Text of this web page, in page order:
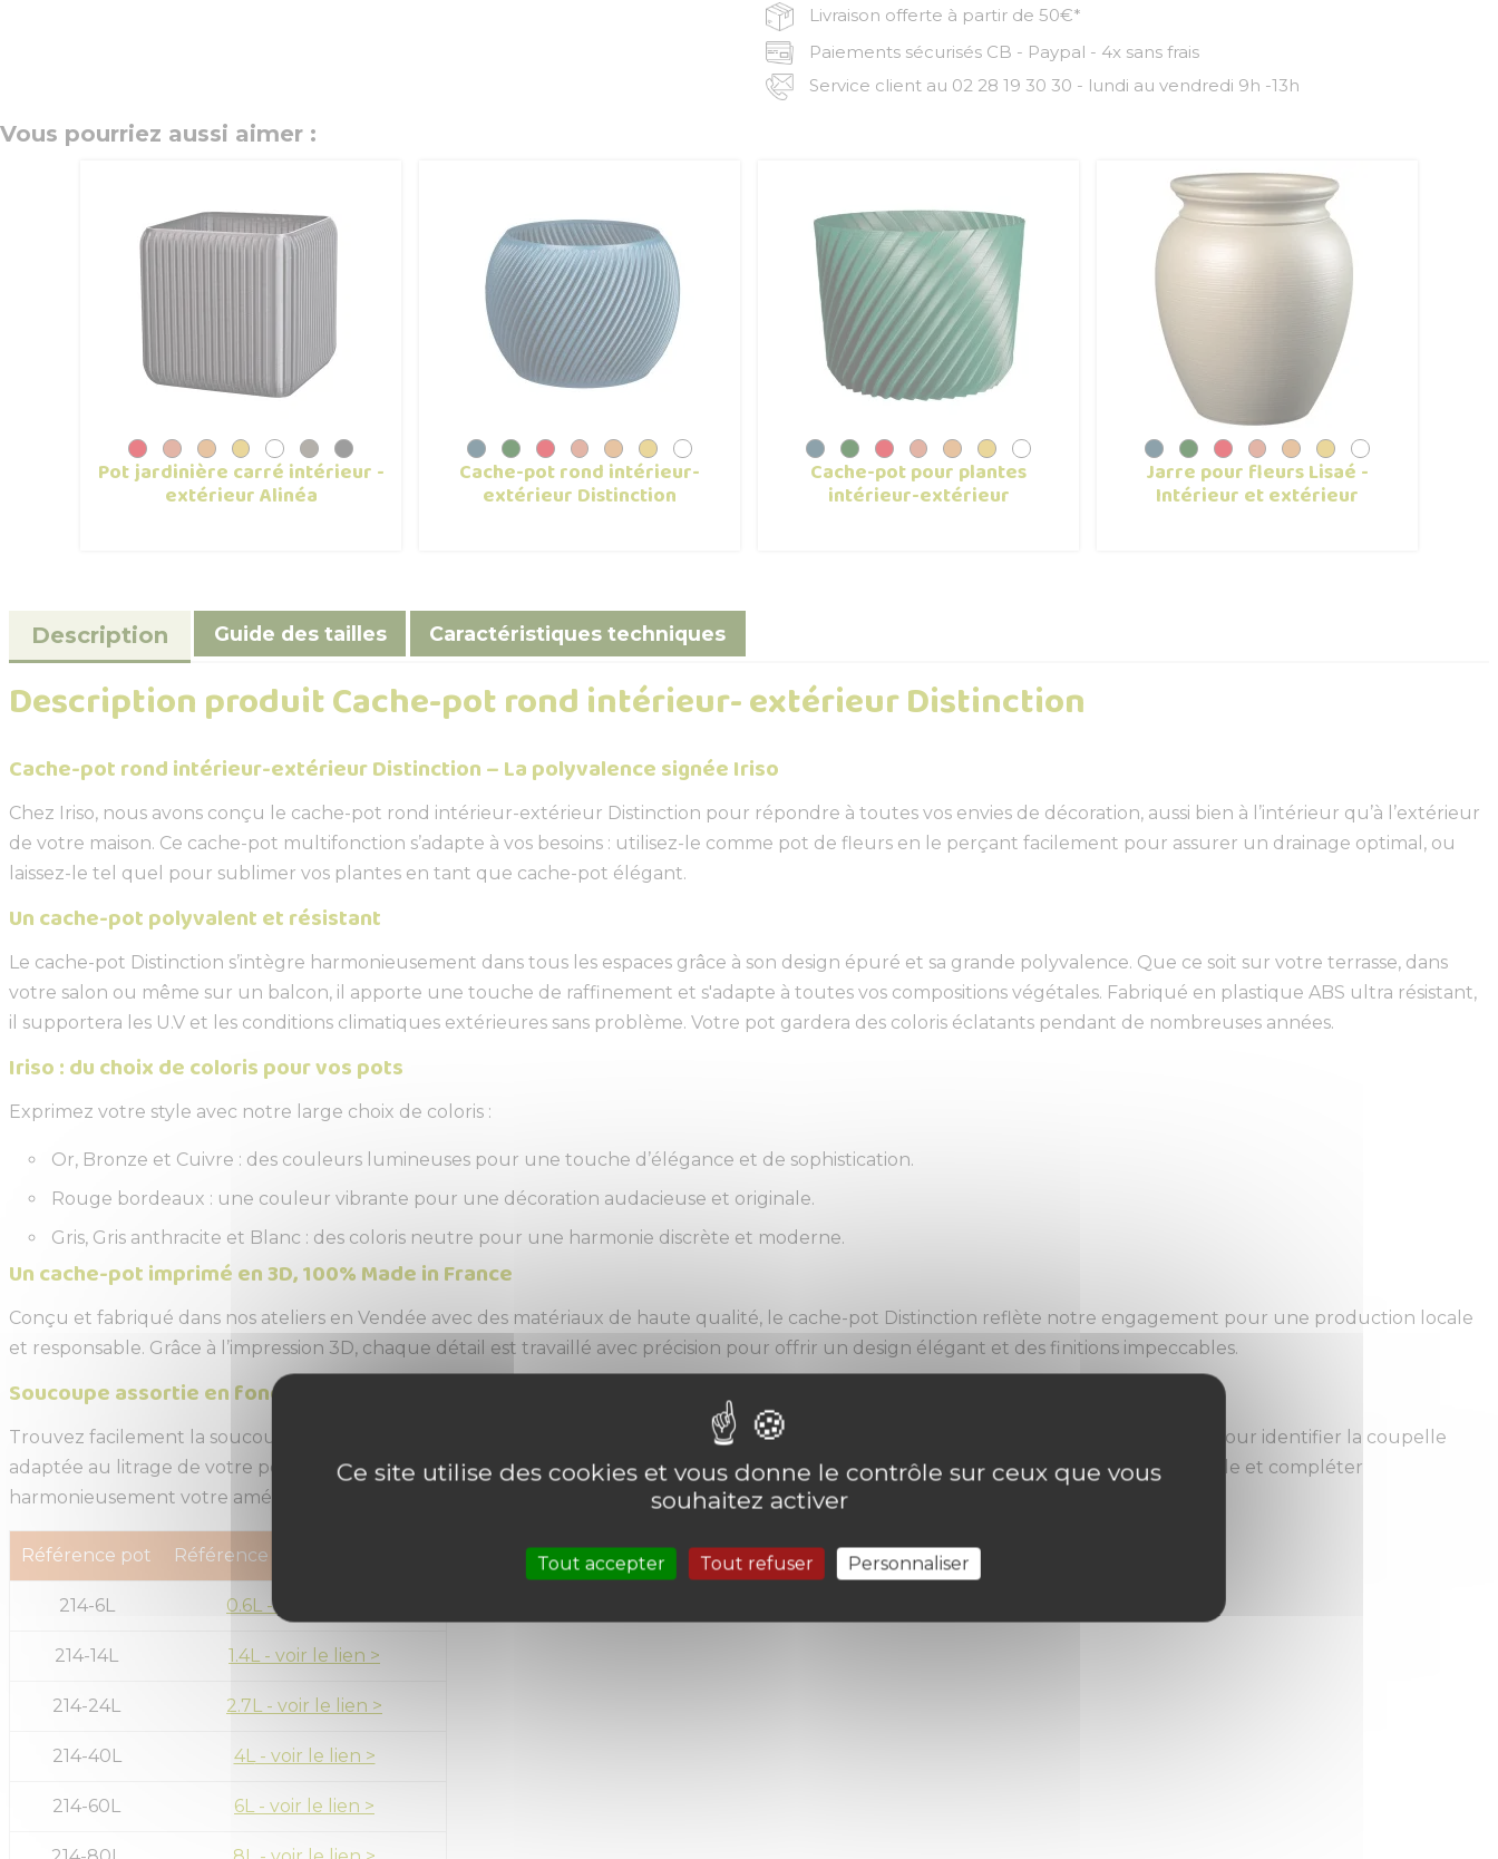
Livraison offerte à partir de 50€*
Paiements sécurisés CB - Paypal - 4x sans frais
Service client au 02 28 19 30 30 - lundi au vendredi 9h -13h
Vous pourriez aussi aimer :
Pot jardinière carré intérieur -
extérieur Alinéa
Cache-pot rond intérieur-
extérieur Distinction
Cache-pot pour plantes
intérieur-extérieur
Jarre pour fleurs Lisaé -
Intérieur et extérieur
Description Guide des tailles Caractéristiques techniques
Description produit Cache-pot rond intérieur- extérieur Distinction
Cache-pot rond intérieur-extérieur Distinction – La polyvalence signée Iriso
Chez Iriso, nous avons conçu le cache-pot rond intérieur-extérieur Distinction pour répondre à toutes vos envies de décoration, aussi bien à l’intérieur qu’à l’extérieur
de votre maison. Ce cache-pot multifonction s’adapte à vos besoins : utilisez-le comme pot de fleurs en le perçant facilement pour assurer un drainage optimal, ou
laissez-le tel quel pour sublimer vos plantes en tant que cache-pot élégant.
Un cache-pot polyvalent et résistant
Le cache-pot Distinction s’intègre harmonieusement dans tous les espaces grâce à son design épuré et sa grande polyvalence. Que ce soit sur votre terrasse, dans
votre salon ou même sur un balcon, il apporte une touche de raffinement et s'adapte à toutes vos compositions végétales. Fabriqué en plastique ABS ultra résistant,
il supportera les U.V et les conditions climatiques extérieures sans problème. Votre pot gardera des coloris éclatants pendant de nombreuses années.
Iriso : du choix de coloris pour vos pots
Exprimez votre style avec notre large choix de coloris :
Or, Bronze et Cuivre : des couleurs lumineuses pour une touche d’élégance et de sophistication.
Rouge bordeaux : une couleur vibrante pour une décoration audacieuse et originale.
Gris, Gris anthracite et Blanc : des coloris neutre pour une harmonie discrète et moderne.
Un cache-pot imprimé en 3D, 100% Made in France
Conçu et fabriqué dans nos ateliers en Vendée avec des matériaux de haute qualité, le cache-pot Distinction reflète notre engagement pour une production locale
et responsable. Grâce à l’impression 3D, chaque détail est travaillé avec précision pour offrir un design élégant et des finitions impeccables.
Soucoupe assortie en fonction du litrage de votre pot
Trouvez facilement la soucoupe assortie à votre pot design (vendue séparément). Consultez le tableau de correspondance ci-dessous pour identifier la coupelle
adaptée au litrage de votre pot. Cliquez ensuite sur le lien associé pour accéder directement à la fiche produit de la soucoupe compatible et compléter
harmonieusement votre aménagement intérieur ou extérieur.
Référence pot Référence soucoupe assortie
214-6L 0.6L
214-14L 1.4L
214-24L 2.7L
214-40L 4L
214-60L 6L
Ce site utilise des cookies et vous donne le contrôle sur ceux que vous
souhaitez activer
Tout accepter Tout refuser Personnaliser